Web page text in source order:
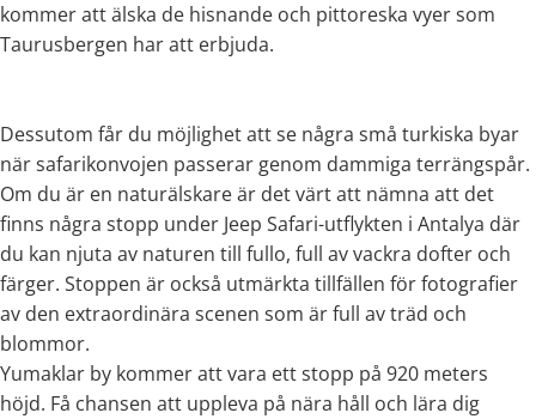
kommer att älska de hisnande och pittoreska vyer som
Taurusbergen har att erbjuda.
Dessutom får du möjlighet att se några små turkiska byar
när safarikonvojen passerar genom dammiga terrängspår.
Om du är en naturälskare är det värt att nämna att det
finns några stopp under Jeep Safari-utflykten i Antalya där
du kan njuta av naturen till fullo, full av vackra dofter och
färger. Stoppen är också utmärkta tillfällen för fotografier
av den extraordinära scenen som är full av träd och
blommor.
Yumaklar by kommer att vara ett stopp på 920 meters
höjd. Få chansen att uppleva på nära håll och lära dig